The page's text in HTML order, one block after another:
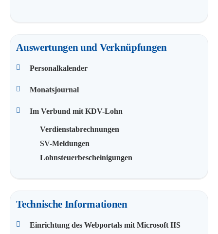
Auswertungen und Verknüpfungen
Personalkalender
Monatsjournal
Im Verbund mit KDV-Lohn
Verdienstabrechnungen
SV-Meldungen
Lohnsteuerbescheinigungen
Technische Informationen
Einrichtung des Webportals mit Microsoft IIS